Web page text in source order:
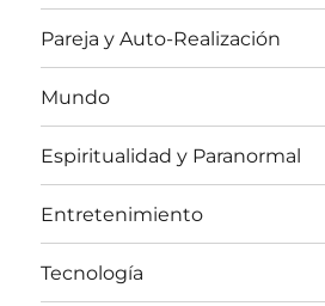
Pareja y Auto-Realización
Mundo
Espiritualidad y Paranormal
Entretenimiento
Tecnología